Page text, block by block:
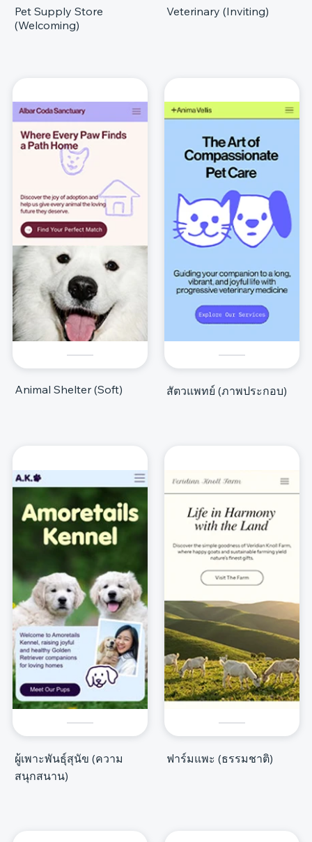
Pet Supply Store
(Welcoming)
Veterinary (Inviting)
Animal Shelter (Soft) สัตวแพทย์ (ภาพประกอบ)
ผู้เพาะพันธุ์สุนัข (ความ
สนุกสนาน)
ฟาร์มแพะ (ธรรมชาติ)